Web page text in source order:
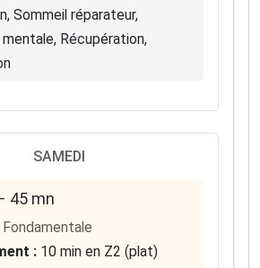
Sommeil réparateur,
Récupération,
SAMEDI
45 mn
Fondamentale
: 10 min en Z2 (plat)